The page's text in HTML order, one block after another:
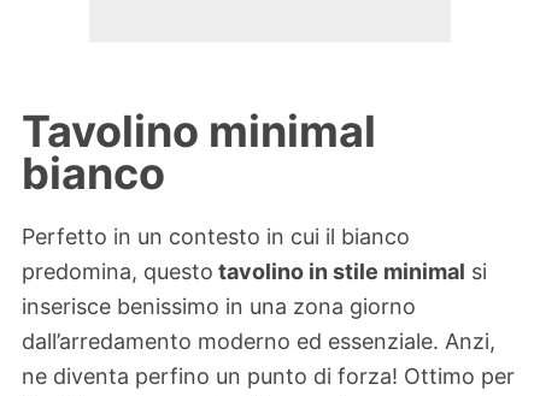
Tavolino minimal
bianco
Perfetto in un contesto in cui il bianco
predomina, questo tavolino in stile minimal si
inserisce benissimo in una zona giorno
dall’arredamento moderno ed essenziale. Anzi,
ne diventa perfino un punto di forza! Ottimo per